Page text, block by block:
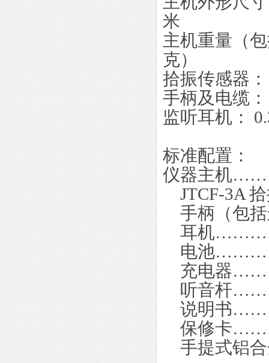
米
主机重量（
克）
拾振传感器
手柄及电缆
监听耳机：
标准配置：
仪器主
JTCF-
手柄（包
耳机
电池
充电器
听音杆
说明书
保修卡
手提式